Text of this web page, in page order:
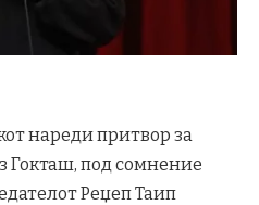
нареди притвор за
Гокташ, под сомнение
Реџеп Таип